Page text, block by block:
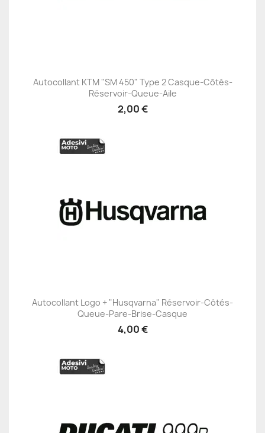
Autocollant KTM "SM 450" Type 2 Casque-Côtés-
Réservoir-Queue-Aile
2,00 €
Autocollant Logo + "Husqvarna" Réservoir-Côtés-
Queue-Pare-Brise-Casque
4,00 €